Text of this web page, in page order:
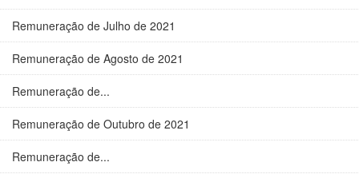
Remuneração de Julho de 2021
Remuneração de Agosto de 2021
Remuneração de...
Remuneração de Outubro de 2021
Remuneração de...